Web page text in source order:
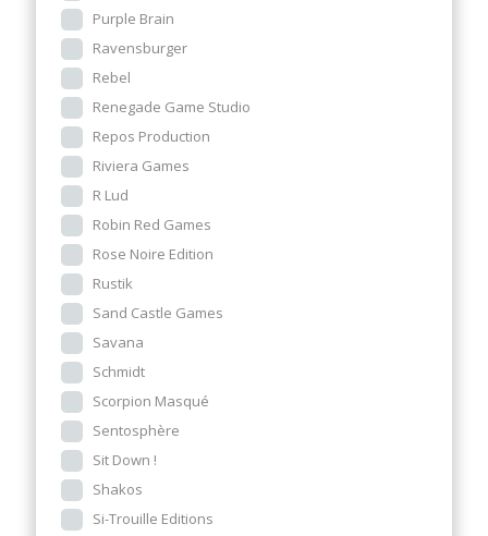
Purple Brain
Ravensburger
Rebel
Renegade Game Studio
Repos Production
Riviera Games
R Lud
Robin Red Games
Rose Noire Edition
Rustik
Sand Castle Games
Savana
Schmidt
Scorpion Masqué
Sentosphère
Sit Down !
Shakos
Si-Trouille Editions